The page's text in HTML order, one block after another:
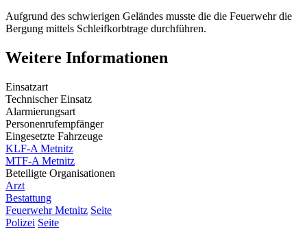
Aufgrund des schwierigen Geländes musste die die Feuerwehr die
Bergung mittels Schleifkorbtrage durchführen.
Weitere Informationen
Einsatzart
Technischer Einsatz
Alarmierungsart
Personenrufempfänger
Eingesetzte Fahrzeuge
KLF-A Metnitz
MTF-A Metnitz
Beteiligte Organisationen
Arzt
Bestattung
Feuerwehr Metnitz Seite
Polizei Seite